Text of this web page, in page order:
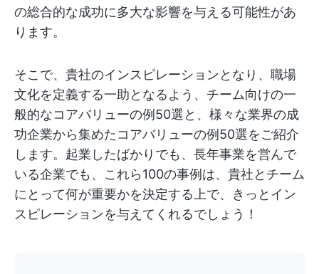
の総合的な成功に多大な影響を与える可能性があ
ります。
そこで、貴社のインスピレーションとなり、職場
文化を定義する一助となるよう、チーム向けの一
般的なコアバリューの例50選と、様々な業界の成
功企業から集めたコアバリューの例50選をご紹介
します。起業したばかりでも、長年事業を営んで
いる企業でも、これら100の事例は、貴社とチーム
にとって何が重要かを決定する上で、きっとイン
スピレーションを与えてくれるでしょう！